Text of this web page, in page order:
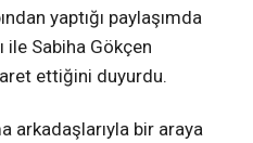
yaptığı paylaşımda
ile Sabiha Gökçen
ettiğini duyurdu.
arkadaşlarıyla bir araya